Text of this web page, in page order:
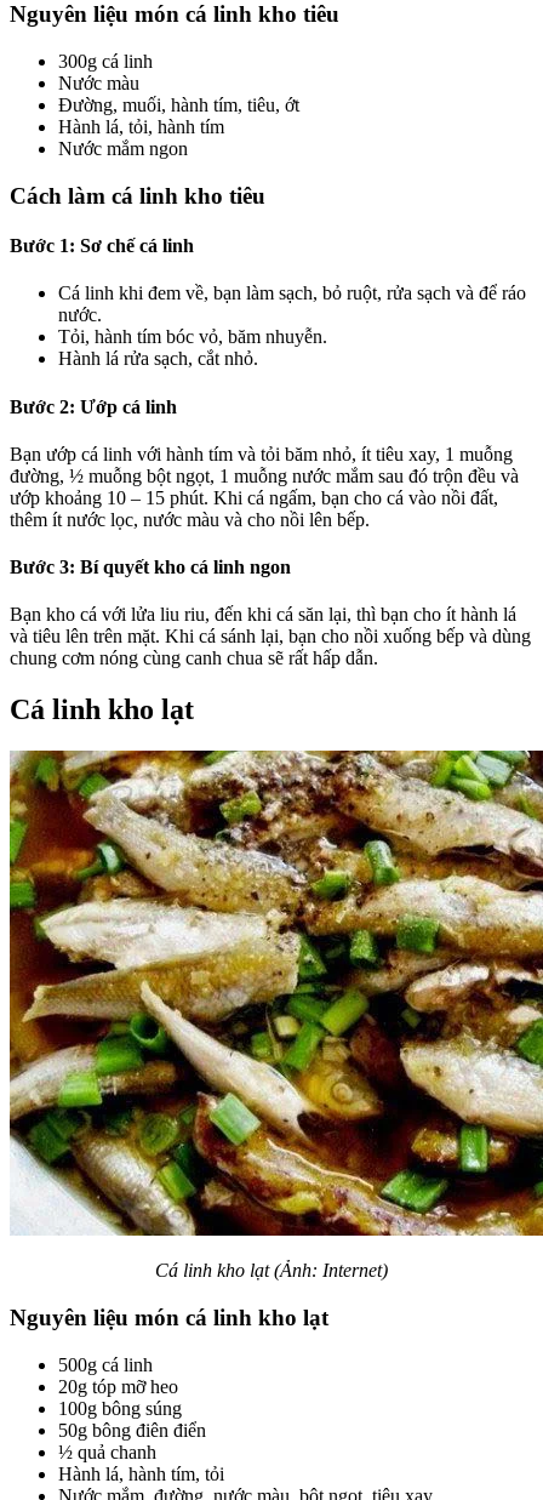
Nguyên liệu món cá linh kho tiêu
300g cá linh
Nước màu
Đường, muối, hành tím, tiêu, ớt
Hành lá, tỏi, hành tím
Nước mắm ngon
Cách làm cá linh kho tiêu
Bước 1: Sơ chế cá linh
Cá linh khi đem về, bạn làm sạch, bỏ ruột, rửa sạch và để ráo
nước.
Tỏi, hành tím bóc vỏ, băm nhuyễn.
Hành lá rửa sạch, cắt nhỏ.
Bước 2: Ướp cá linh
Bạn ướp cá linh với hành tím và tỏi băm nhỏ, ít tiêu xay, 1 muỗng
đường, ½ muỗng bột ngọt, 1 muỗng nước mắm sau đó trộn đều và
ướp khoảng 10 – 15 phút. Khi cá ngấm, bạn cho cá vào nồi đất,
thêm ít nước lọc, nước màu và cho nồi lên bếp.
Bước 3: Bí quyết kho cá linh ngon
Bạn kho cá với lửa liu riu, đến khi cá săn lại, thì bạn cho ít hành lá
và tiêu lên trên mặt. Khi cá sánh lại, bạn cho nồi xuống bếp và dùng
chung cơm nóng cùng canh chua sẽ rất hấp dẫn.
Cá linh kho lạt
Cá linh kho lạt (Ảnh: Internet)
Nguyên liệu món cá linh kho lạt
500g cá linh
20g tóp mỡ heo
100g bông súng
50g bông điên điển
½ quả chanh
Hành lá, hành tím, tỏi
Nước mắm, đường, nước màu, bột ngọt, tiêu xay